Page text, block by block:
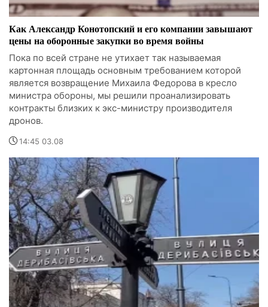
Как Александр Конотопский и его компании завышают
цены на оборонные закупки во время войны
Пока по всей стране не утихает так называемая
картонная площадь основным требованием которой
является возвращение Михаила Федорова в кресло
министра обороны, мы решили проанализировать
контракты близких к экс-министру производителя
дронов.
14:45 03.08